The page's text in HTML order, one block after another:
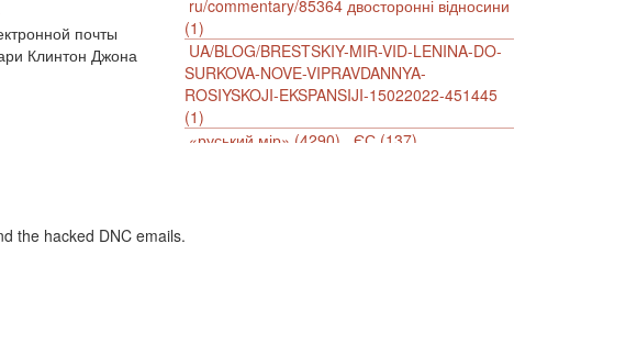
ru/commentary/85364 двосторонні відносини
(1)
UA/BLOG/BRESTSKIY-MIR-VID-LENINA-DO-
SURKOVA-NOVE-VIPRAVDANNYA-
ROSIYSKOJI-EKSPANSIJI-15022022-451445
(1)
«руський мір» (4290)
ЄС (137)
почты
Клинтон Джона
the hacked DNC emails.